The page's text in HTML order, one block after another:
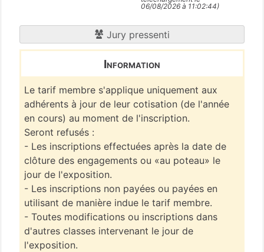
06/08/2026 à 11:02:44)
Jury pressenti
Information
Le tarif membre s'applique uniquement aux
adhérents à jour de leur cotisation (de l'année
en cours) au moment de l'inscription.
Seront refusés :
- Les inscriptions effectuées après la date de
clôture des engagements ou «au poteau» le
jour de l'exposition.
- Les inscriptions non payées ou payées en
utilisant de manière indue le tarif membre.
- Toutes modifications ou inscriptions dans
d'autres classes intervenant le jour de
l'exposition.